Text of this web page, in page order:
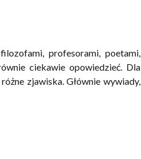
profesorami, poetami,
ciekawie opowiedzieć. Dla
zjawiska. Głównie wywiady,